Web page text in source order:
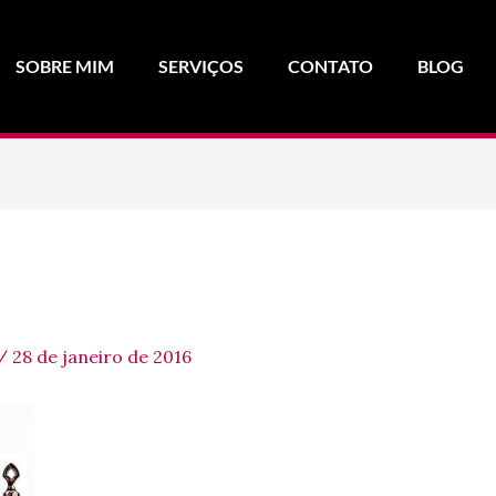
SOBRE MIM SERVIÇOS CONTATO BLOG
/ 28 de janeiro de 2016